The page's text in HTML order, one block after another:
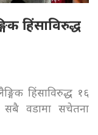
हिंसाविरुद्ध
हिंसाविरुद्ध १६
सबै वडामा सचेतना